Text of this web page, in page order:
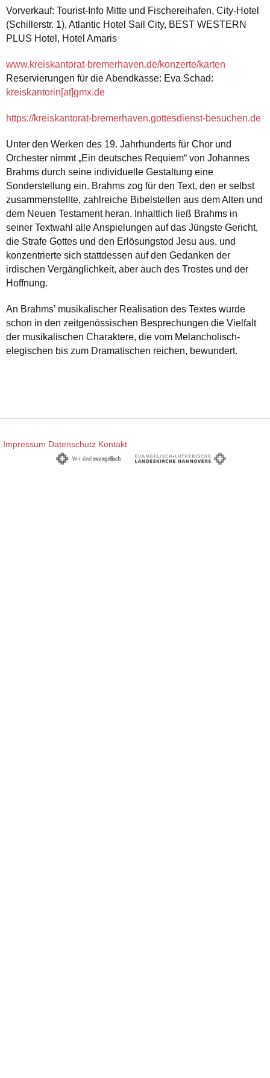
Vorverkauf: Tourist-Info Mitte und Fischereihafen, City-Hotel
(Schillerstr. 1), Atlantic Hotel Sail City, BEST WESTERN
PLUS Hotel, Hotel Amaris
www.kreiskantorat-bremerhaven.de/konzerte/karten
Reservierungen für die Abendkasse: Eva Schad:
kreiskantorin[at]gmx.de
https://kreiskantorat-bremerhaven.gottesdienst-besuchen.de
Unter den Werken des 19. Jahrhunderts für Chor und
Orchester nimmt „Ein deutsches Requiem“ von Johannes
Brahms durch seine individuelle Gestaltung eine
Sonderstellung ein. Brahms zog für den Text, den er selbst
zusammenstellte, zahlreiche Bibelstellen aus dem Alten und
dem Neuen Testament heran. Inhaltlich ließ Brahms in
seiner Textwahl alle Anspielungen auf das Jüngste Gericht,
die Strafe Gottes und den Erlösungstod Jesu aus, und
konzentrierte sich stattdessen auf den Gedanken der
irdischen Vergänglichkeit, aber auch des Trostes und der
Hoffnung.
An Brahms’ musikalischer Realisation des Textes wurde
schon in den zeitgenössischen Besprechungen die Vielfalt
der musikalischen Charaktere, die vom Melancholisch-
elegischen bis zum Dramatischen reichen, bewundert.
Impressum Datenschutz Kontakt